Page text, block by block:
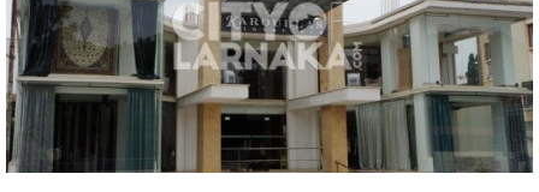
PODCAST
ΠΡΟΣΩΠΑ